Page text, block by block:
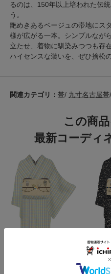
るのは、150年以上培われた伝
う。
艶めきあるベージュの帯地にス
様が広がる一本。シンプルなが
立たせ、着物に馴染みつつも存
ハイセンスな装いを、ぜひ捨松
関連カテゴリ： 帯/ 九寸名古屋帯/
この商
最新コーディ